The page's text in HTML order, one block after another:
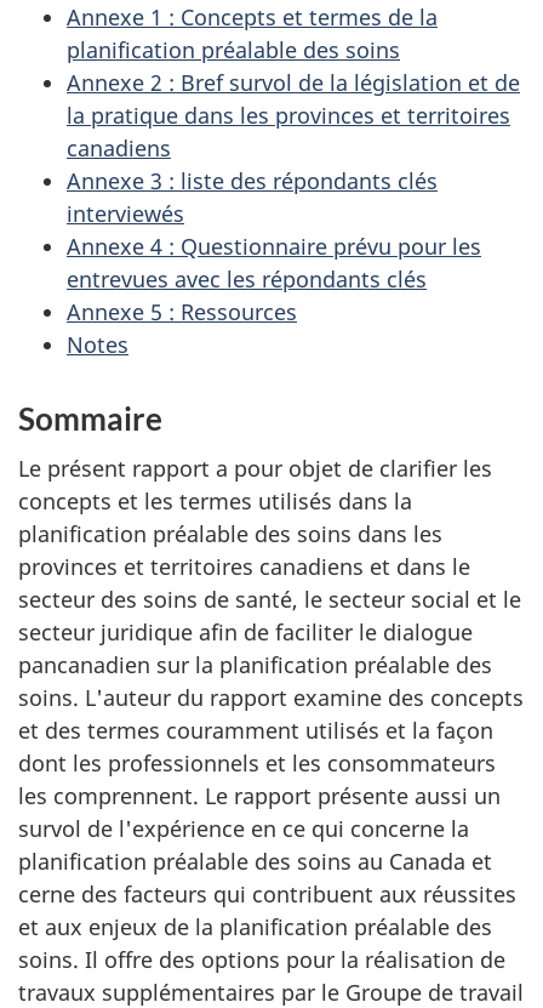
Annexe 1 : Concepts et termes de la
planification préalable des soins
Annexe 2 : Bref survol de la législation et de
la pratique dans les provinces et territoires
canadiens
Annexe 3 : liste des répondants clés
interviewés
Annexe 4 : Questionnaire prévu pour les
entrevues avec les répondants clés
Annexe 5 : Ressources
Notes
Sommaire
Le présent rapport a pour objet de clarifier les
concepts et les termes utilisés dans la
planification préalable des soins dans les
provinces et territoires canadiens et dans le
secteur des soins de santé, le secteur social et le
secteur juridique afin de faciliter le dialogue
pancanadien sur la planification préalable des
soins. L'auteur du rapport examine des concepts
et des termes couramment utilisés et la façon
dont les professionnels et les consommateurs
les comprennent. Le rapport présente aussi un
survol de l'expérience en ce qui concerne la
planification préalable des soins au Canada et
cerne des facteurs qui contribuent aux réussites
et aux enjeux de la planification préalable des
soins. Il offre des options pour la réalisation de
travaux supplémentaires par le Groupe de travail